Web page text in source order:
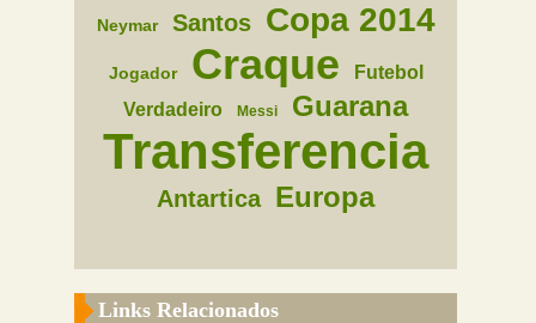
Neymar Santos Copa 2014
Jogador Craque
Futebol
Verdadeiro
Messi Guarana
Transferencia
Antartica Europa
Links Relacionados